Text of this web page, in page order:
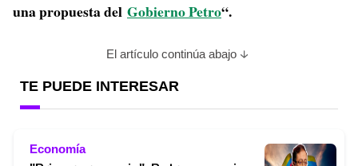
una propuesta del Gobierno Petro“.
El artículo continúa abajo
TE PUEDE INTERESAR
Economía